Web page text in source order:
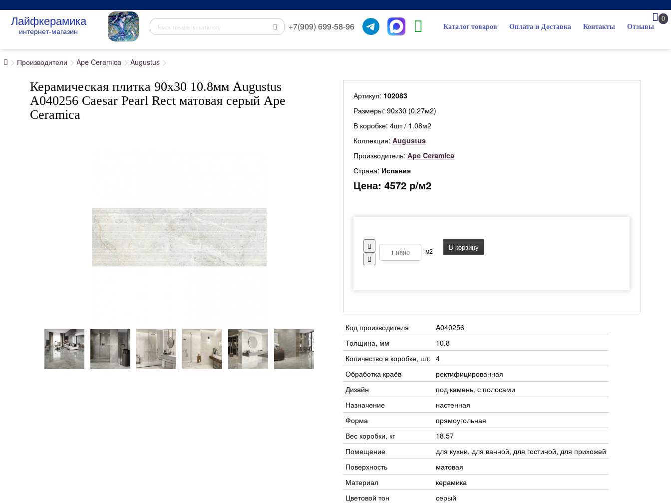
Лайфкерамика
интернет-магазин +7(909) 699-58-96 Каталог товаров Оплата и Доставка Контакты Отзывы
0
Производители Ape Ceramica Augustus
Керамическая плитка 90x30 10.8мм Augustus
A040256 Caesar Pearl Rect матовая серый Ape
Ceramica
Артикул: 102083
Размеры: 90х30 (0.27м2)
В коробке: 4шт / 1.08м2
Коллекция: Augustus
Производитель: Ape Ceramica
Страна: Испания
Цена: 4572 р/м2
м2 В корзину
Код производителя
A040256
Толщина, мм
10.8
Количество в коробке, шт. 4
Обработка краёв
ректифицированная
Дизайн
под камень, с полосами
Назначение
настенная
Форма
прямоугольная
Вес коробки, кг
18.57
Помещение
для кухни, для ванной, для гостиной, для прихожей
Поверхность
матовая
Материал
керамика
Цветовой тон
серый